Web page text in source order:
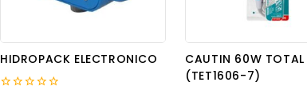
HIDROPACK ELECTRONICO
CAUTIN 60W TOTAL
(TET1606-7)